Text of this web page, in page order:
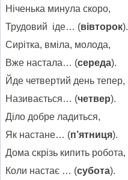
Ніченька минула скоро,
Трудовий іде… (вівторок).
Сирітка, вміла, молода,
Вже настала… (середа).
Йде четвертий день тепер,
Називається… (четвер).
Діло добре ладиться,
Як настане… (п’ятниця).
Дома скрізь кипить робота,
Коли настає … (субота).